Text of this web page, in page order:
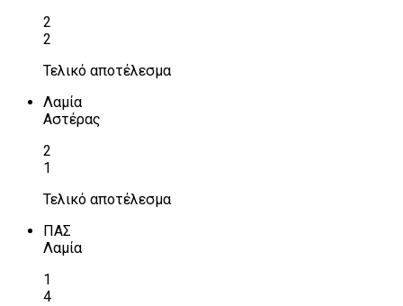
2
2
Τελικό αποτέλεσμα
Λαμία
Αστέρας
2
1
Τελικό αποτέλεσμα
ΠΑΣ
Λαμία
1
4